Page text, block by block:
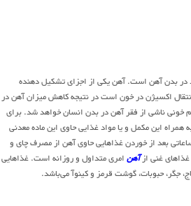
در بدن آهن است. آهن یکی از اجزای تشکیل دهنده
اکسیژن در خون است در نتیجه کاهش میزان آهن در
خونی ناشی از فقر آهن در بدن انسان خواهد شد. برای
این مکمل و یا مواد غذایی حاوی این ماده معدنی
بعد از خوردن غذاهایی حاوی آهن از مصرف چای و
غنی ازآهنامری متداول و روزانه است. غذاهایی
جگر، حبوبات، گوشت قرمز و کینوآ می‌باشد.